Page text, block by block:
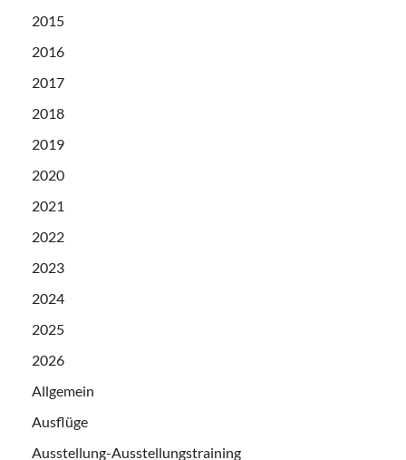
2015
2016
2017
2018
2019
2020
2021
2022
2023
2024
2025
2026
Allgemein
Ausflüge
Ausstellung-Ausstellungstraining